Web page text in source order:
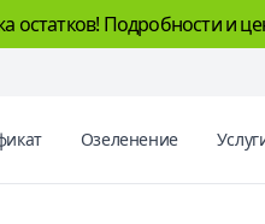
остатков! Подробности и
Озеленение